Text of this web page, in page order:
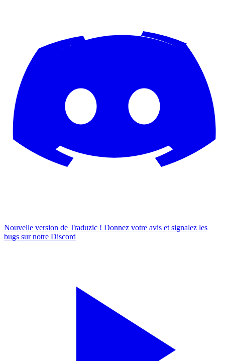
Nouvelle version de Traduzic ! Donnez votre avis et signalez les
bugs sur notre Discord